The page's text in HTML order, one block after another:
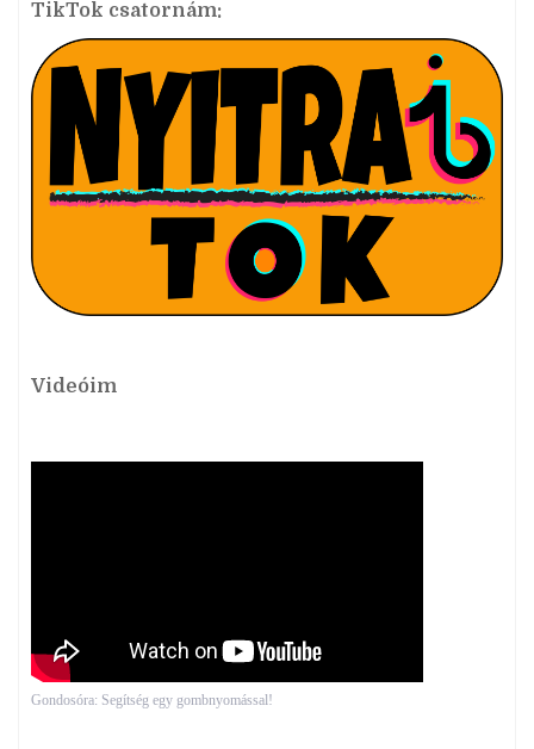
TikTok csatornám:
Videóim
Gondosóra: Segítség egy gombnyomással!